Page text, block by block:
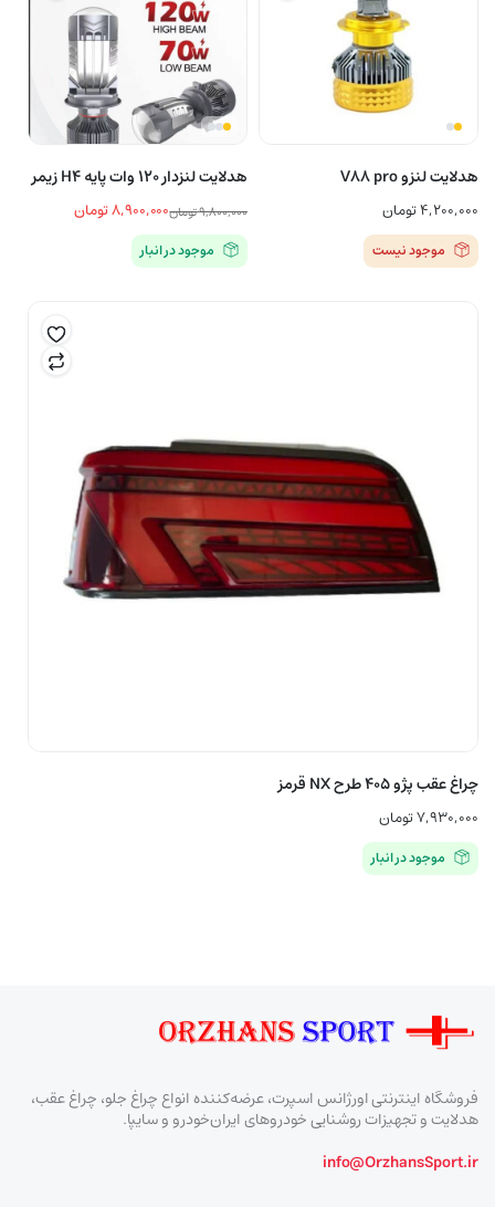
هدلایت لنزو V88 pro
۴,۲۰۰,۰۰۰تومان
موجود نیست
هدلایت لنزدار 120 وات پایه H4 زیمر
۹,۸۰۰,۰۰۰تومان
قیمت
اصلی
۸,۹۰۰,۰۰۰تومان
قیمت
فعلی موجود در انبار
چراغ عقب پژو ۴۰۵ طرح NX قرمز
۷,۹۳۰,۰۰۰تومان
موجود در انبار
فروشگاه اینترنتی اورژانس اسپرت، عرضه‌کننده انواع چراغ جلو، چراغ عقب،
هدلایت و تجهیزات روشنایی خودروهای ایران‌خودرو و سایپا.
info@OrzhansSport.ir